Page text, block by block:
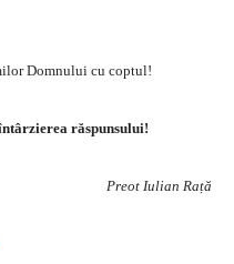
Domnului cu coptul!
răspunsului!
Preot Iulian Rață